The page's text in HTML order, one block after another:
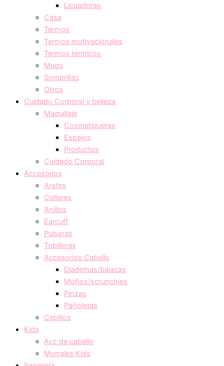
Licuadoras
Casa
Termos
Termos motivacionales
Termos térmicos
Mugs
Sombrillas
Otros
Cuidado Corporal y belleza
Maquillaje
Cosmetiqueras
Espejos
Productos
Cuidado Corporal
Accesorios
Aretes
Collares
Anillos
Earcuff
Pulseras
Tobilleras
Accesorios Cabello
Diademas/balacas
Moños/scrunchies
Pinzas
Pañoletas
Cepillos
Kids
Acc de cabello
Morrales Kids